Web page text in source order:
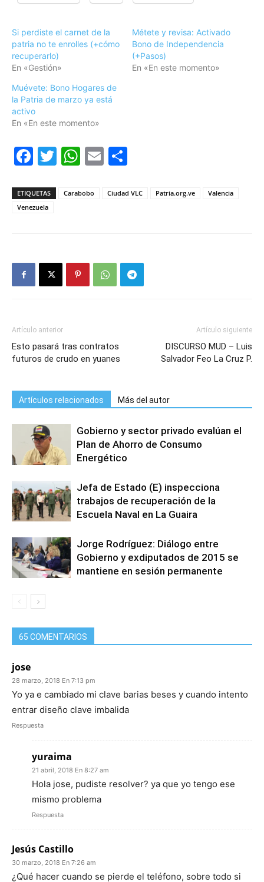
Si perdiste el carnet de la
patria no te enrolles (+cómo
recuperarlo)
En «Gestión»
Métete y revisa: Activado
Bono de Independencia
(+Pasos)
En «En este momento»
Muévete: Bono Hogares de
la Patria de marzo ya está
activo
En «En este momento»
Facebook
Twitter
WhatsApp
Email
ETIQUETAS Carabobo Ciudad VLC Patria.org.ve
Valencia
Venezuela
Artículo anterior
Esto pasará tras contratos
futuros de crudo en yuanes
Artículo siguiente
DISCURSO MUD – Luis
Salvador Feo La Cruz P.
Artículos relacionados Más del autor
Gobierno y sector privado evalúan el
Plan de Ahorro de Consumo
Energético
Jefa de Estado (E) inspecciona
trabajos de recuperación de la
Escuela Naval en La Guaira
Jorge Rodríguez: Diálogo entre
Gobierno y exdiputados de 2015 se
mantiene en sesión permanente
65 COMENTARIOS
jose
28 marzo, 2018 En 7:13 pm
Yo ya e cambiado mi clave barias beses y cuando intento
entrar diseño clave imbalida
Respuesta
yuraima
21 abril, 2018 En 8:27 am
Hola jose, pudiste resolver? ya que yo tengo ese
mismo problema
Respuesta
Jesús Castillo
30 marzo, 2018 En 7:26 am
¿Qué hacer cuando se pierde el teléfono, sobre todo si